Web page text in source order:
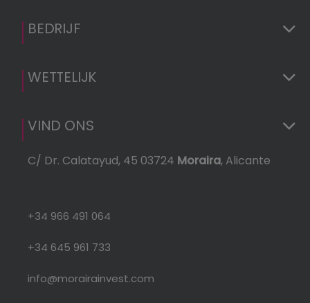
BEDRIJF
WETTELIJK
VIND ONS
C/ Dr. Calatayud, 45 03724 Moraira, Alicante
+34 966 491 064
+34 645 961 733
info@morairainvest.com